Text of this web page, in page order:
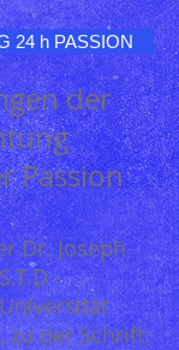
24 h PASSION
der
Passion
Dr. Joseph
-
zu der Schrift: